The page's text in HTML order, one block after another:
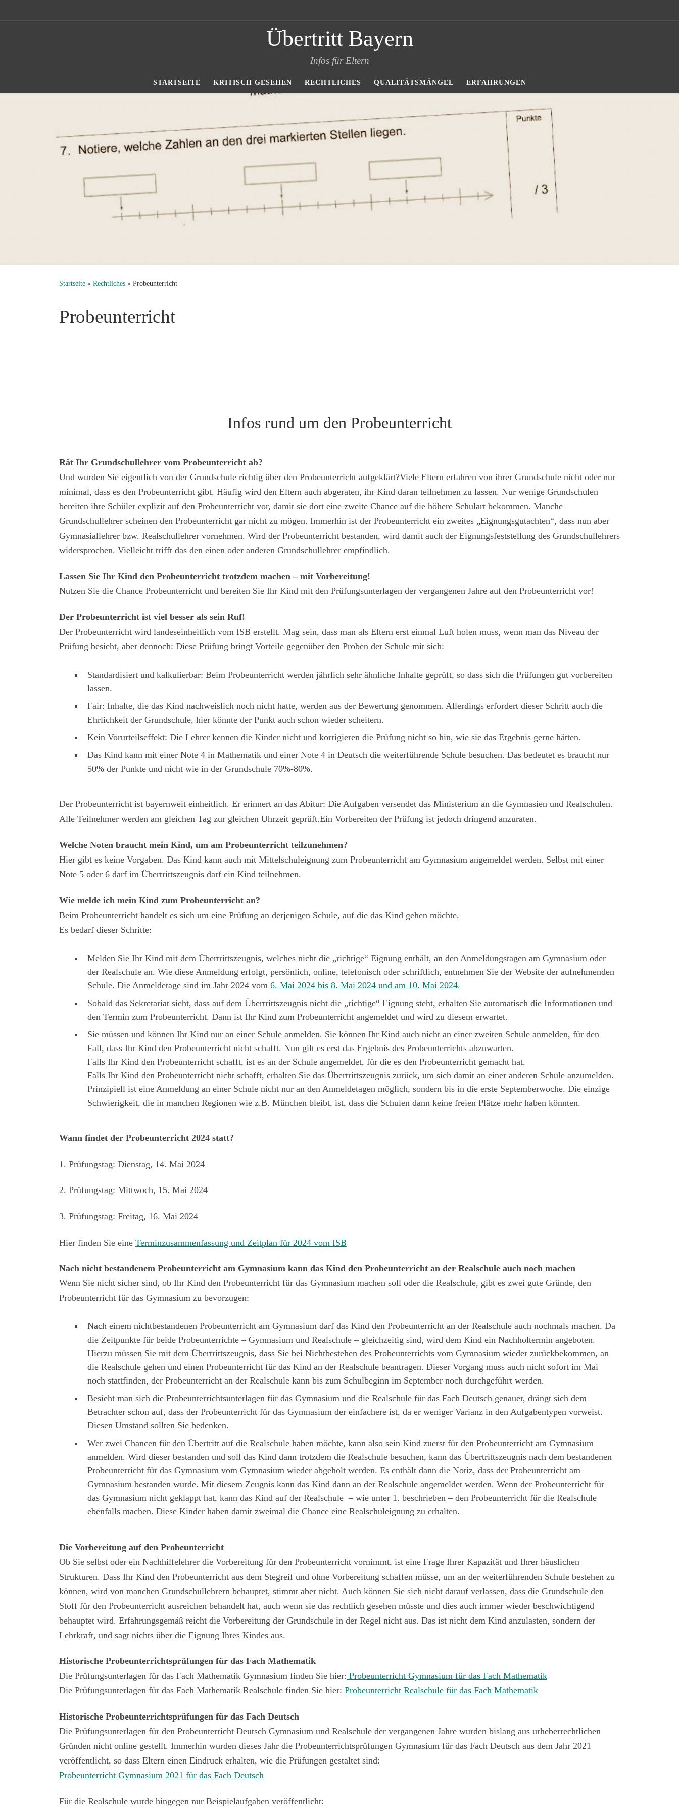
Übertritt Bayern
Infos für Eltern
STARTSEITE KRITISCH GESEHEN RECHTLICHES QUALITÄTSMÄNGEL ERFAHRUNGEN
Startseite » Rechtliches » Probeunterricht
Probeunterricht
Infos rund um den Probeunterricht
Rät Ihr Grundschullehrer vom Probeunterricht ab?
Und wurden Sie eigentlich von der Grundschule richtig über den Probeunterricht aufgeklärt?Viele Eltern erfahren von ihrer Grundschule nicht oder nur
minimal, dass es den Probeunterricht gibt. Häufig wird den Eltern auch abgeraten, ihr Kind daran teilnehmen zu lassen. Nur wenige Grundschulen
bereiten ihre Schüler explizit auf den Probeunterricht vor, damit sie dort eine zweite Chance auf die höhere Schulart bekommen. Manche
Grundschullehrer scheinen den Probeunterricht gar nicht zu mögen. Immerhin ist der Probeunterricht ein zweites „Eignungsgutachten“, dass nun aber
Gymnasiallehrer bzw. Realschullehrer vornehmen. Wird der Probeunterricht bestanden, wird damit auch der Eignungsfeststellung des Grundschullehrers
widersprochen. Vielleicht trifft das den einen oder anderen Grundschullehrer empfindlich.
Lassen Sie Ihr Kind den Probeunterricht trotzdem machen – mit Vorbereitung!
Nutzen Sie die Chance Probeunterricht und bereiten Sie Ihr Kind mit den Prüfungsunterlagen der vergangenen Jahre auf den Probeunterricht vor!
Der Probeunterricht ist viel besser als sein Ruf!
Der Probeunterricht wird landeseinheitlich vom ISB erstellt. Mag sein, dass man als Eltern erst einmal Luft holen muss, wenn man das Niveau der
Prüfung besieht, aber dennoch: Diese Prüfung bringt Vorteile gegenüber den Proben der Schule mit sich:
Standardisiert und kalkulierbar: Beim Probeunterricht werden jährlich sehr ähnliche Inhalte geprüft, so dass sich die Prüfungen gut vorbereiten
lassen.
Fair: Inhalte, die das Kind nachweislich noch nicht hatte, werden aus der Bewertung genommen. Allerdings erfordert dieser Schritt auch die
Ehrlichkeit der Grundschule, hier könnte der Punkt auch schon wieder scheitern.
Kein Vorurteilseffekt: Die Lehrer kennen die Kinder nicht und korrigieren die Prüfung nicht so hin, wie sie das Ergebnis gerne hätten.
Das Kind kann mit einer Note 4 in Mathematik und einer Note 4 in Deutsch die weiterführende Schule besuchen. Das bedeutet es braucht nur
50% der Punkte und nicht wie in der Grundschule 70%-80%.
Der Probeunterricht ist bayernweit einheitlich. Er erinnert an das Abitur: Die Aufgaben versendet das Ministerium an die Gymnasien und Realschulen.
Alle Teilnehmer werden am gleichen Tag zur gleichen Uhrzeit geprüft.Ein Vorbereiten der Prüfung ist jedoch dringend anzuraten.
Welche Noten braucht mein Kind, um am Probeunterricht teilzunehmen?
Hier gibt es keine Vorgaben. Das Kind kann auch mit Mittelschuleignung zum Probeunterricht am Gymnasium angemeldet werden. Selbst mit einer
Note 5 oder 6 darf im Übertrittszeugnis darf ein Kind teilnehmen.
Wie melde ich mein Kind zum Probeunterricht an?
Beim Probeunterricht handelt es sich um eine Prüfung an derjenigen Schule, auf die das Kind gehen möchte.
Es bedarf dieser Schritte:
Melden Sie Ihr Kind mit dem Übertrittszeugnis, welches nicht die „richtige“ Eignung enthält, an den Anmeldungstagen am Gymnasium oder
der Realschule an. Wie diese Anmeldung erfolgt, persönlich, online, telefonisch oder schriftlich, entnehmen Sie der Website der aufnehmenden
Schule. Die Anmeldetage sind im Jahr 2024 vom 6. Mai 2024 bis 8. Mai 2024 und am 10. Mai 2024.
Sobald das Sekretariat sieht, dass auf dem Übertrittszeugnis nicht die „richtige“ Eignung steht, erhalten Sie automatisch die Informationen und
den Termin zum Probeunterricht. Dann ist Ihr Kind zum Probeunterricht angemeldet und wird zu diesem erwartet.
Sie müssen und können Ihr Kind nur an einer Schule anmelden. Sie können Ihr Kind auch nicht an einer zweiten Schule anmelden, für den
Fall, dass Ihr Kind den Probeunterricht nicht schafft. Nun gilt es erst das Ergebnis des Probeunterrichts abzuwarten.
Falls Ihr Kind den Probeunterricht schafft, ist es an der Schule angemeldet, für die es den Probeunterricht gemacht hat.
Falls Ihr Kind den Probeunterricht nicht schafft, erhalten Sie das Übertrittszeugnis zurück, um sich damit an einer anderen Schule anzumelden.
Prinzipiell ist eine Anmeldung an einer Schule nicht nur an den Anmeldetagen möglich, sondern bis in die erste Septemberwoche. Die einzige
Schwierigkeit, die in manchen Regionen wie z.B. München bleibt, ist, dass die Schulen dann keine freien Plätze mehr haben könnten.
Wann findet der Probeunterricht 2024 statt?
1. Prüfungstag: Dienstag, 14. Mai 2024
2. Prüfungstag: Mittwoch, 15. Mai 2024
3. Prüfungstag: Freitag, 16. Mai 2024
Hier finden Sie eine Terminzusammenfassung und Zeitplan für 2024 vom ISB
Nach nicht bestandenem Probeunterricht am Gymnasium kann das Kind den Probeunterricht an der Realschule auch noch machen
Wenn Sie nicht sicher sind, ob Ihr Kind den Probeunterricht für das Gymnasium machen soll oder die Realschule, gibt es zwei gute Gründe, den
Probeunterricht für das Gymnasium zu bevorzugen:
Nach einem nichtbestandenen Probeunterricht am Gymnasium darf das Kind den Probeunterricht an der Realschule auch nochmals machen. Da
die Zeitpunkte für beide Probeunterrichte – Gymnasium und Realschule – gleichzeitig sind, wird dem Kind ein Nachholtermin angeboten.
Hierzu müssen Sie mit dem Übertrittszeugnis, dass Sie bei Nichtbestehen des Probeunterrichts vom Gymnasium wieder zurückbekommen, an
die Realschule gehen und einen Probeunterricht für das Kind an der Realschule beantragen. Dieser Vorgang muss auch nicht sofort im Mai
noch stattfinden, der Probeunterricht an der Realschule kann bis zum Schulbeginn im September noch durchgeführt werden.
Besieht man sich die Probeunterrichtsunterlagen für das Gymnasium und die Realschule für das Fach Deutsch genauer, drängt sich dem
Betrachter schon auf, dass der Probeunterricht für das Gymnasium der einfachere ist, da er weniger Varianz in den Aufgabentypen vorweist.
Diesen Umstand sollten Sie bedenken.
Wer zwei Chancen für den Übertritt auf die Realschule haben möchte, kann also sein Kind zuerst für den Probeunterricht am Gymnasium
anmelden. Wird dieser bestanden und soll das Kind dann trotzdem die Realschule besuchen, kann das Übertrittszeugnis nach dem bestandenen
Probeunterricht für das Gymnasium vom Gymnasium wieder abgeholt werden. Es enthält dann die Notiz, dass der Probeunterricht am
Gymnasium bestanden wurde. Mit diesem Zeugnis kann das Kind dann an der Realschule angemeldet werden. Wenn der Probeunterricht für
das Gymnasium nicht geklappt hat, kann das Kind auf der Realschule – wie unter 1. beschrieben – den Probeunterricht für die Realschule
ebenfalls machen. Diese Kinder haben damit zweimal die Chance eine Realschuleignung zu erhalten.
Die Vorbereitung auf den Probeunterricht
Ob Sie selbst oder ein Nachhilfelehrer die Vorbereitung für den Probeunterricht vornimmt, ist eine Frage Ihrer Kapazität und Ihrer häuslichen
Strukturen. Dass Ihr Kind den Probeunterricht aus dem Stegreif und ohne Vorbereitung schaffen müsse, um an der weiterführenden Schule bestehen zu
können, wird von manchen Grundschullehrern behauptet, stimmt aber nicht. Auch können Sie sich nicht darauf verlassen, dass die Grundschule den
Stoff für den Probeunterricht ausreichen behandelt hat, auch wenn sie das rechtlich gesehen müsste und dies auch immer wieder beschwichtigend
behauptet wird. Erfahrungsgemäß reicht die Vorbereitung der Grundschule in der Regel nicht aus. Das ist nicht dem Kind anzulasten, sondern der
Lehrkraft, und sagt nichts über die Eignung Ihres Kindes aus.
Historische Probeunterrichtsprüfungen für das Fach Mathematik
Die Prüfungsunterlagen für das Fach Mathematik Gymnasium finden Sie hier: Probeunterricht Gymnasium für das Fach Mathematik
Die Prüfungsunterlagen für das Fach Mathematik Realschule finden Sie hier: Probeunterricht Realschule für das Fach Mathematik
Historische Probeunterrichtsprüfungen für das Fach Deutsch
Die Prüfungsunterlagen für den Probeunterricht Deutsch Gymnasium und Realschule der vergangenen Jahre wurden bislang aus urheberrechtlichen
Gründen nicht online gestellt. Immerhin wurden dieses Jahr die Probeunterrichtsprüfungen Gymnasium für das Fach Deutsch aus dem Jahr 2021
veröffentlicht, so dass Eltern einen Eindruck erhalten, wie die Prüfungen gestaltet sind:
Probeunterricht Gymnasium 2021 für das Fach Deutsch
Für die Realschule wurde hingegen nur Beispielaufgaben veröffentlicht: